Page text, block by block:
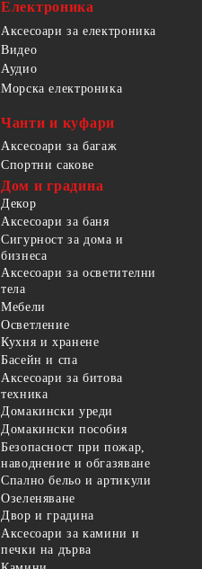
Електроника
Аксесоари за електроника
Видео
Аудио
Морска електроника
Чанти и куфари
Аксесоари за багаж
Спортни сакове
Дом и градина
Декор
Аксесоари за баня
Сигурност за дома и
бизнеса
Аксесоари за осветителни
тела
Мебели
Осветление
Кухня и хранене
Басейн и спа
Аксесоари за битова
техника
Домакински уреди
Домакински пособия
Безопасност при пожар,
наводнение и обгазяване
Спално бельо и артикули
Озеленяване
Двор и градина
Аксесоари за камини и
печки на дърва